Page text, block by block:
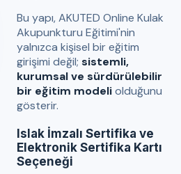
Bu yapı, AKUTED Online Kulak
Akupunkturu Eğitimi'nin
yalnızca kişisel bir eğitim
girişimi değil; sistemli,
kurumsal ve sürdürülebilir
bir eğitim modeliolduğunu
gösterir.
Islak İmzalı Sertifika ve
Elektronik Sertifika Kartı
Seçeneği